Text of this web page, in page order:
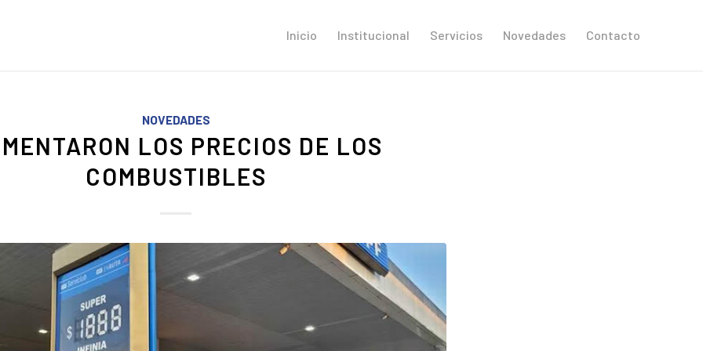
Inicio Institucional Servicios Novedades Contacto
NOVEDADES
LOS PRECIOS DE LOS
COMBUSTIBLES